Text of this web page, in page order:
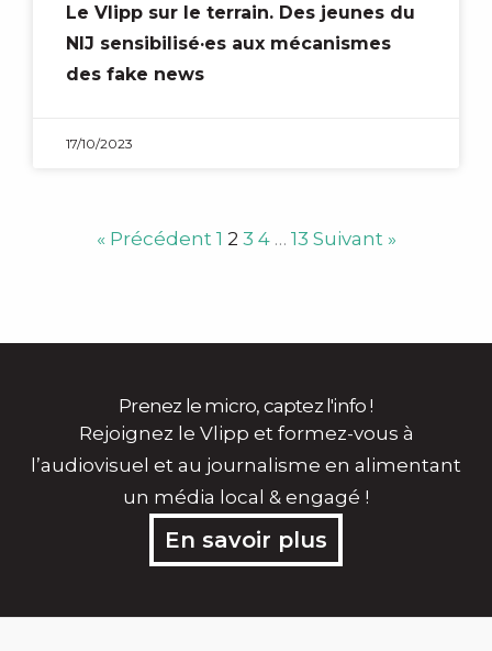
Le Vlipp sur le terrain. Des jeunes du
NIJ sensibilisé·es aux mécanismes
des fake news
17/10/2023
« Précédent 1 2 3 4 … 13 Suivant »
Prenez le micro, captez l'info !
Rejoignez le Vlipp et formez-vous à
l’audiovisuel et au journalisme en alimentant
un média local & engagé !
En savoir plus